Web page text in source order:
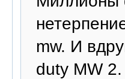
mw. И
duty MW